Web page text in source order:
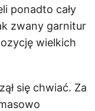
ponadto cały
zwany garnitur
wielkich
się chwiać. Za